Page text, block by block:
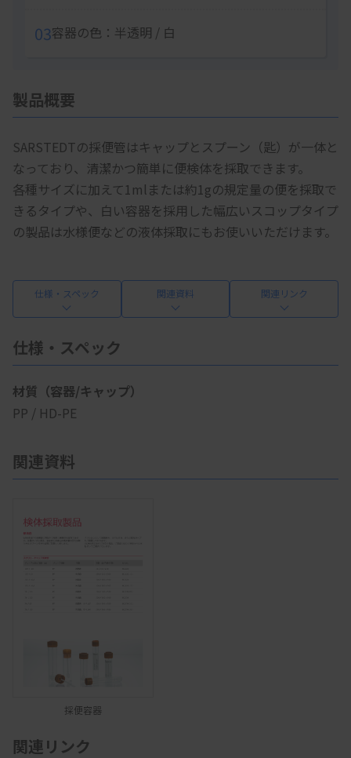
03容器の色：半透明 / 白
製品概要
SARSTEDTの採便管はキャップとスプーン（匙）が一体と
なっており、清潔かつ簡単に便検体を採取できます。
各種サイズに加えて1mlまたは約1gの規定量の便を採取で
きるタイプや、白い容器を採用した幅広いスコップタイプ
の製品は水様便などの液体採取にもお使いいただけます。
仕様・スペック 関連資料 関連リンク
仕様・スペック
材質（容器/キャップ）
PP / HD-PE
関連資料
採便容器
関連リンク